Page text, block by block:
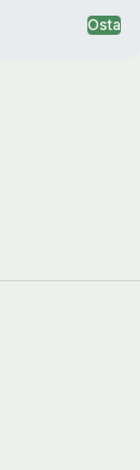
Osta